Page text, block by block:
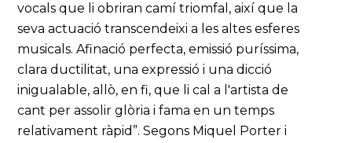
vocals que li obriran camí triomfal, així que la
seva actuació transcendeixi a les altes esferes
musicals. Afinació perfecta, emissió puríssima,
clara ductilitat, una expressió i una dicció
inigualable, allò, en fi, que li cal a l'artista de
cant per assolir glòria i fama en un temps
relativament ràpid”. Segons Miquel Porter i